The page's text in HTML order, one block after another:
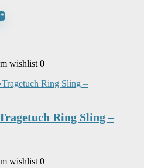
‎Nein
wishlist 0
Ring Sling –
wishlist 0